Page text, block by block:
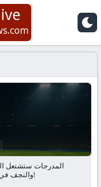
المدرجات ستشتعل
والنجف في العراق, كأس العراق – ربع النهائي!